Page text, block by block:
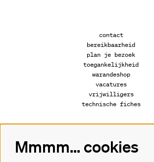
contact
bereikbaarheid
plan je bezoek
toegankelijkheid
warandeshop
vacatures
vrijwilligers
technische fiches
Volg ons
Mmmm... cookies